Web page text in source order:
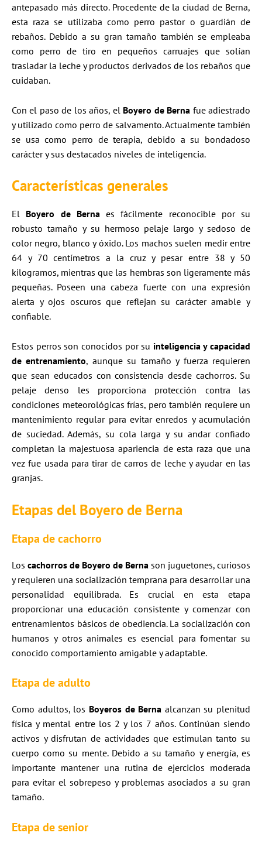
antepasado más directo. Procedente de la ciudad de Berna,
esta raza se utilizaba como perro pastor o guardián de
rebaños. Debido a su gran tamaño también se empleaba
como perro de tiro en pequeños carruajes que solían
trasladar la leche y productos derivados de los rebaños que
cuidaban.
Con el paso de los años, el Boyero de Berna fue adiestrado
y utilizado como perro de salvamento. Actualmente también
se usa como perro de terapia, debido a su bondadoso
carácter y sus destacados niveles de inteligencia.
Características generales
El Boyero de Bernaes fácilmente reconocible por su
robusto tamaño y su hermoso pelaje largo y sedoso de
color negro, blanco y óxido. Los machos suelen medir entre
64 y 70 centímetros a la cruz y pesar entre 38 y 50
kilogramos, mientras que las hembras son ligeramente más
pequeñas. Poseen una cabeza fuerte con una expresión
alerta y ojos oscuros que reflejan su carácter amable y
confiable.
Estos perros son conocidos por su inteligencia y capacidad
de entrenamiento, aunque su tamaño y fuerza requieren
que sean educados con consistencia desde cachorros. Su
pelaje denso les proporciona protección contra las
condiciones meteorológicas frías, pero también requiere un
mantenimiento regular para evitar enredos y acumulación
de suciedad. Además, su cola larga y su andar confiado
completan la majestuosa apariencia de esta raza que una
vez fue usada para tirar de carros de leche y ayudar en las
granjas.
Etapas del Boyero de Berna
Etapa de cachorro
Los cachorros de Boyero de Berna son juguetones, curiosos
y requieren una socialización temprana para desarrollar una
personalidad equilibrada. Es crucial en esta etapa
proporcionar una educación consistente y comenzar con
entrenamientos básicos de obediencia. La socialización con
humanos y otros animales es esencial para fomentar su
conocido comportamiento amigable y adaptable.
Etapa de adulto
Como adultos, los Boyeros de Berna alcanzan su plenitud
física y mental entre los 2 y los 7 años. Continúan siendo
activos y disfrutan de actividades que estimulan tanto su
cuerpo como su mente. Debido a su tamaño y energía, es
importante mantener una rutina de ejercicios moderada
para evitar el sobrepeso y problemas asociados a su gran
tamaño.
Etapa de senior